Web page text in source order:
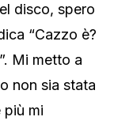
disco, spero
“Cazzo è?
Mi metto a
non sia stata
più mi